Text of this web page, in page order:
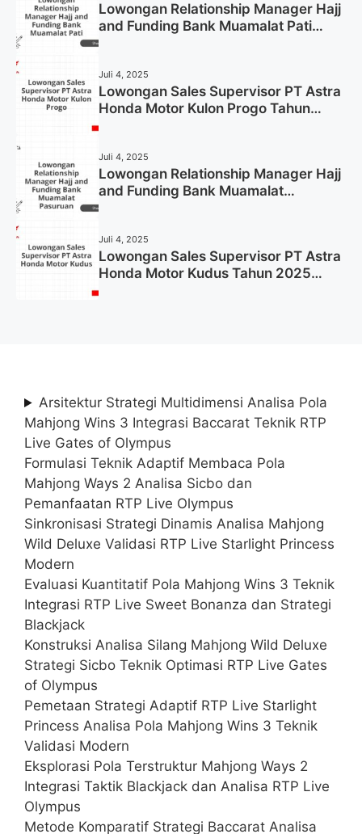
Lowongan Relationship Manager Hajj
and Funding Bank Muamalat Pati
Juli 4, 2025
Lowongan Sales Supervisor PT Astra
Honda Motor Kulon Progo Tahun
Juli 4, 2025
Lowongan Relationship Manager Hajj
and Funding Bank Muamalat
Juli 4, 2025
Lowongan Sales Supervisor PT Astra
Honda Motor Kudus Tahun 2025
Arsitektur Strategi Multidimensi Analisa Pola
Mahjong Wins 3 Integrasi Baccarat Teknik RTP
Live Gates of Olympus
Formulasi Teknik Adaptif Membaca Pola
Mahjong Ways 2 Analisa Sicbo dan
Pemanfaatan RTP Live Olympus
Sinkronisasi Strategi Dinamis Analisa Mahjong
Wild Deluxe Validasi RTP Live Starlight Princess
Modern
Evaluasi Kuantitatif Pola Mahjong Wins 3 Teknik
Integrasi RTP Live Sweet Bonanza dan Strategi
Blackjack
Konstruksi Analisa Silang Mahjong Wild Deluxe
Strategi Sicbo Teknik Optimasi RTP Live Gates
of Olympus
Pemetaan Strategi Adaptif RTP Live Starlight
Princess Analisa Pola Mahjong Wins 3 Teknik
Validasi Modern
Eksplorasi Pola Terstruktur Mahjong Ways 2
Integrasi Taktik Blackjack dan Analisa RTP Live
Olympus
Metode Komparatif Strategi Baccarat Analisa